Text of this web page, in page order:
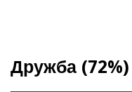
Дружба (72%)